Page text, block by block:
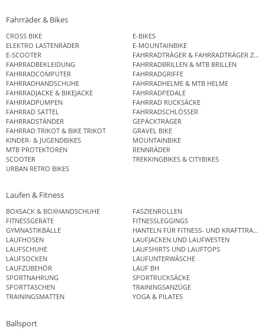
Fahrräder & Bikes
CROSS BIKE
E-BIKES
ELEKTRO LASTENRÄDER
E-MOUNTAINBIKE
E-SCOOTER
FAHRRADTRÄGER & FAHRRADTRÄGER
FAHRRADBEKLEIDUNG
FAHRRADBRILLEN & MTB BRILLEN
FAHRRADCOMPUTER
FAHRRADGRIFFE
FAHRRADHANDSCHUHE
FAHRRADHELME & MTB HELME
FAHRRADJACKE & BIKEJACKE
FAHRRADPEDALE
FAHRRADPUMPEN
FAHRRAD RUCKSÄCKE
FAHRRAD SATTEL
FAHRRADSCHLÖSSER
FAHRRADSTÄNDER
GEPÄCKTRÄGER
FAHRRAD TRIKOT & BIKE TRIKOT
GRAVEL BIKE
KINDER- & JUGENDBIKES
MOUNTAINBIKE
MTB PROTEKTOREN
RENNRÄDER
SCOOTER
TREKKINGBIKES & CITYBIKES
URBAN RETRO BIKES
Laufen & Fitness
BOXSACK & BOXHANDSCHUHE
FASZIENROLLEN
FITNESSGERÄTE
FITNESSLEGGINGS
GYMNASTIKBÄLLE
HANTELN FÜR FITNESS- UND
LAUFHOSEN
LAUFJACKEN UND LAUFWESTEN
LAUFSCHUHE
LAUFSHIRTS UND LAUFTOPS
LAUFSOCKEN
LAUFUNTERWÄSCHE
LAUFZUBEHÖR
LAUF BH
SPORTNAHRUNG
SPORTRUCKSÄCKE
SPORTTASCHEN
TRAININGSANZÜGE
TRAININGSMATTEN
YOGA & PILATES
Ballsport